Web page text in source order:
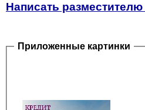
Написать
Приложенные картинки